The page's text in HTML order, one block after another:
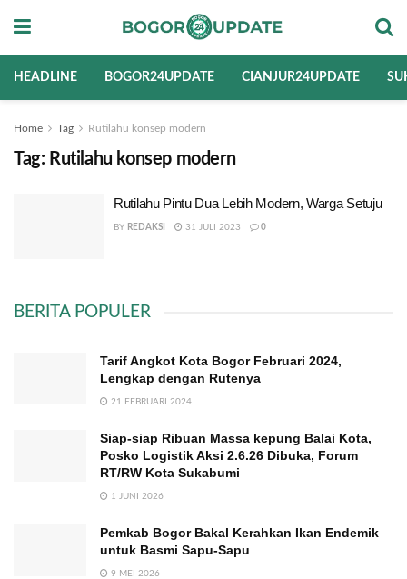
HEADLINE BOGOR24UPDATE CIANJUR24UPDATE
Home Tag Rutilahu konsep modern
Tag: Rutilahu konsep modern
Rutilahu Pintu Dua Lebih Modern, Warga Setuju
BY REDAKSI 31 JULI 2023 0
BERITA POPULER
Tarif Angkot Kota Bogor Februari 2024,
Lengkap dengan Rutenya
21 FEBRUARI 2024
Siap-siap Ribuan Massa kepung Balai Kota,
Posko Logistik Aksi 2.6.26 Dibuka, Forum
RT/RW Kota Sukabumi
1 JUNI 2026
Pemkab Bogor Bakal Kerahkan Ikan Endemik
untuk Basmi Sapu-Sapu
9 MEI 2026